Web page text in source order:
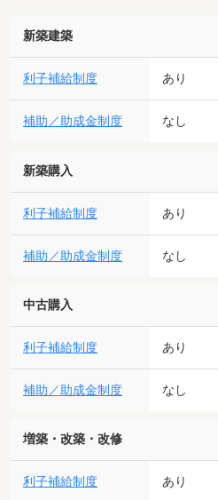
新築建築
利子補給制度 あり
補助／助成金制度 なし
新築購入
利子補給制度 あり
補助／助成金制度 なし
中古購入
利子補給制度 あり
補助／助成金制度 なし
増築・改築・改修
利子補給制度 あり